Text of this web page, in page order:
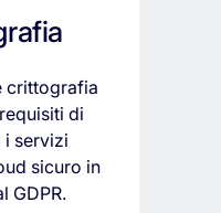
crittografia
requisiti di
i servizi
sicuro in
GDPR.